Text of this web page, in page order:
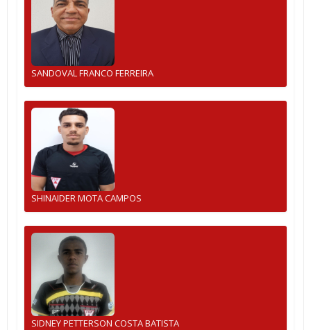
SANDOVAL FRANCO FERREIRA
SHINAIDER MOTA CAMPOS
SIDNEY PETTERSON COSTA BATISTA